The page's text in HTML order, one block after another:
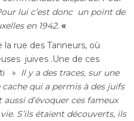
lui c’est donc un point de
en 1942. «
rue des Tanneurs, où
juives .Une de ces
» Il y a des traces, sur une
qui a permis à des juifs
d’évoquer ces fameux
S’ils étaient découverts, ils